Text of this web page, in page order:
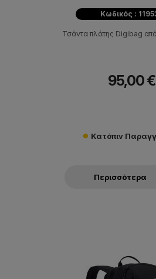
Κωδικός :
Τσάντα πλάτης Digibag
95,00 €
Κατόπιν
Περισσότερα